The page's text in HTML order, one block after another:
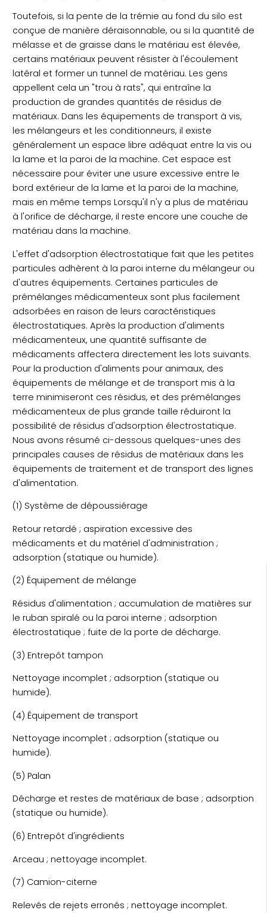
Toutefois, si la pente de la trémie au fond du silo est
conçue de manière déraisonnable, ou si la quantité de
mélasse et de graisse dans le matériau est élevée,
certains matériaux peuvent résister à l'écoulement
latéral et former un tunnel de matériau. Les gens
appellent cela un "trou à rats", qui entraîne la
production de grandes quantités de résidus de
matériaux. Dans les équipements de transport à vis,
les mélangeurs et les conditionneurs, il existe
généralement un espace libre adéquat entre la vis ou
la lame et la paroi de la machine. Cet espace est
nécessaire pour éviter une usure excessive entre le
bord extérieur de la lame et la paroi de la machine,
mais en même temps Lorsqu'il n'y a plus de matériau
à l'orifice de décharge, il reste encore une couche de
matériau dans la machine.
L'effet d'adsorption électrostatique fait que les petites
particules adhèrent à la paroi interne du mélangeur ou
d'autres équipements. Certaines particules de
prémélanges médicamenteux sont plus facilement
adsorbées en raison de leurs caractéristiques
électrostatiques. Après la production d'aliments
médicamenteux, une quantité suffisante de
médicaments affectera directement les lots suivants.
Pour la production d'aliments pour animaux, des
équipements de mélange et de transport mis à la
terre minimiseront ces résidus, et des prémélanges
médicamenteux de plus grande taille réduiront la
possibilité de résidus d'adsorption électrostatique.
Nous avons résumé ci-dessous quelques-unes des
principales causes de résidus de matériaux dans les
équipements de traitement et de transport des lignes
d'alimentation.
(1) Système de dépoussiérage
Retour retardé ; aspiration excessive des
médicaments et du matériel d'administration ;
adsorption (statique ou humide).
(2) Équipement de mélange
Résidus d'alimentation ; accumulation de matières sur
le ruban spiralé ou la paroi interne ; adsorption
électrostatique ; fuite de la porte de décharge.
(3) Entrepôt tampon
Nettoyage incomplet ; adsorption (statique ou
humide).
(4) Équipement de transport
Nettoyage incomplet ; adsorption (statique ou
humide).
(5) Palan
Décharge et restes de matériaux de base ; adsorption
(statique ou humide).
(6) Entrepôt d'ingrédients
Arceau ; nettoyage incomplet.
(7) Camion-citerne
Relevés de rejets erronés ; nettoyage incomplet.